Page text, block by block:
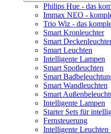
Philips Hue - das
Immax NEO -
Trio Wiz - das
Smart Kronleuchter
Smart
Smart Leuchten
Intelligente Lampen
Smart Spotleuchten
Smart
Smart Wandleuchten
Smart
Intelligente Lampen
Starter Sets für
Fernsteuerung
Intelligente